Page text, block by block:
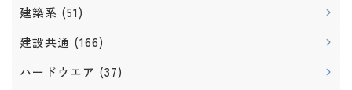
建築系 (51)
建設共通 (166)
ハードウエア (37)